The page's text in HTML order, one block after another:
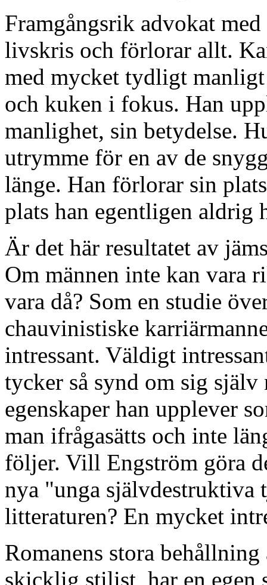
Framgångsrik advokat
livskris och förlorar allt.
med mycket tydligt
och kuken i fokus. Han
manlighet, sin betydelse.
utrymme för en av de
länge. Han förlorar sin
plats han egentligen aldrig
Är det här resultatet av
Om männen inte kan vara
vara då? Som en studie
chauvinistiske
intressant. Väldigt
tycker så synd om sig själv
egenskaper han upplever
man ifrågasätts och inte
följer. Vill Engström göra
nya "unga självdestruktiva
litteraturen? En mycket
Romanens stora
skicklig stilist, har en egen